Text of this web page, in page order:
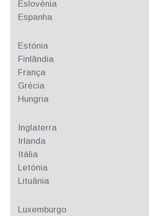
Eslovénia
Espanha
Estónia
Finlândia
França
Grécia
Hungria
Inglaterra
Irlanda
Itália
Letónia
Lituânia
Luxemburgo